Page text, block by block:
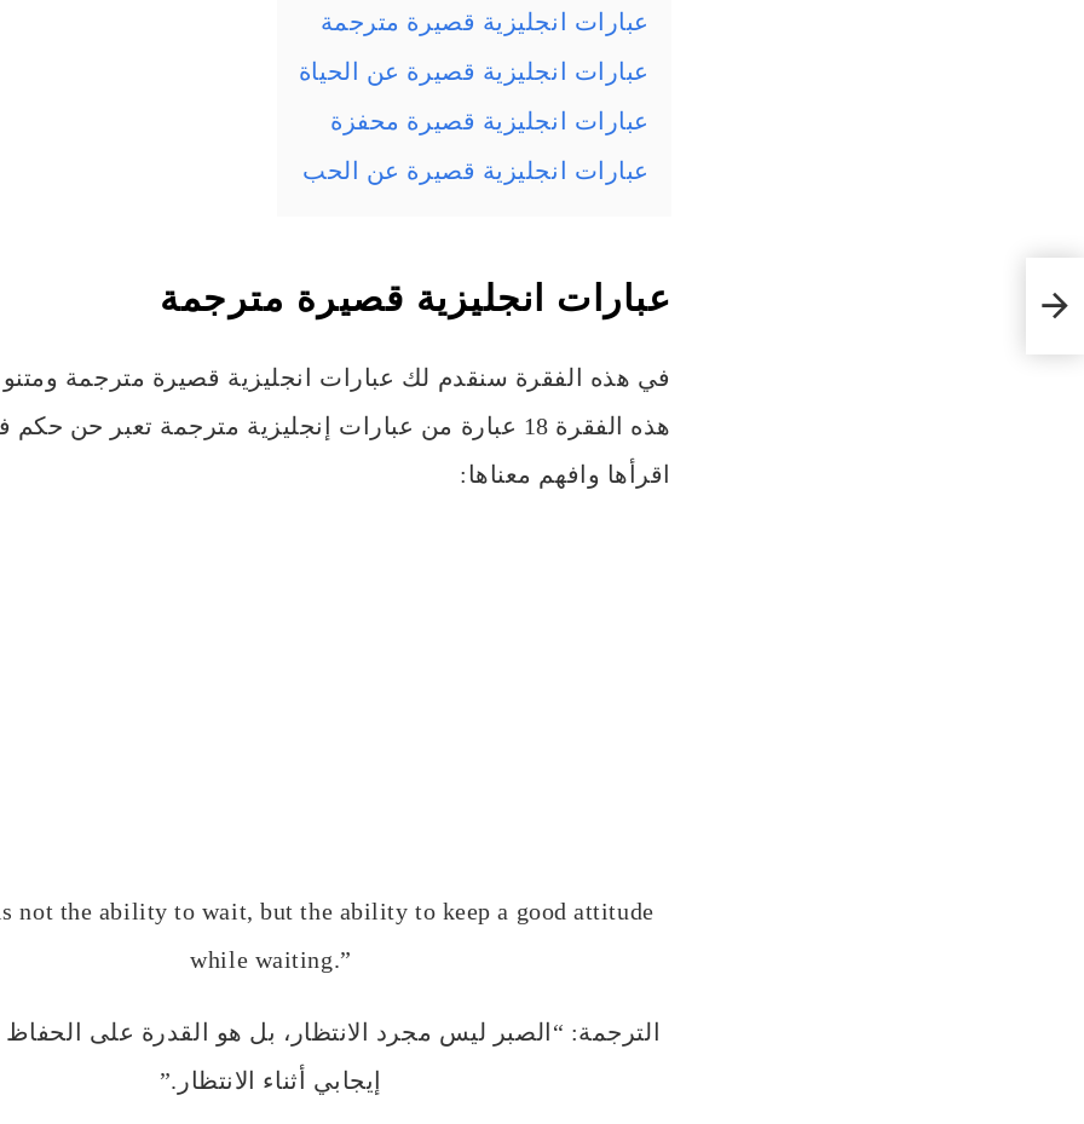
عبارات انجليزية قصيرة مترجمة
عبارات انجليزية قصيرة عن الحياة
عبارات انجليزية قصيرة محفزة
عبارات انجليزية قصيرة عن الحب
عبارات انجليزية قصيرة مترجمة
في هذه الفقرة سنقدم لك عبارات انجليزية قصيرة مترجمة
هذه الفقرة 18 عبارة من عبارات إنجليزية مترجمة تعبر حن
اقرأها وافهم معناها:
not the ability to wait, but the ability to keep a good attitude
while waiting.”
الترجمة: “الصبر ليس مجرد الانتظار، بل هو القدرة على
إيجابي أثناء الانتظار.”